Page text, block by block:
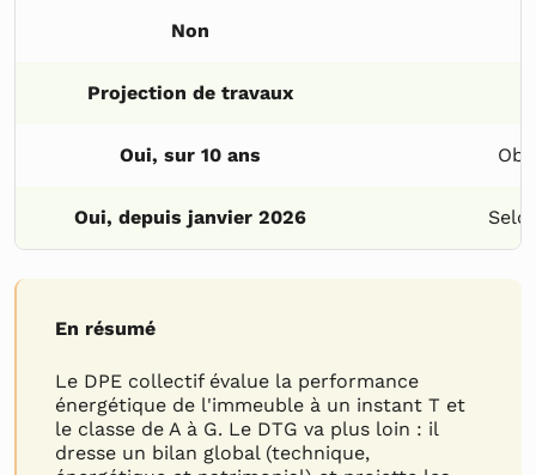
Non
Projection de travaux
Oui, sur 10 ans
Oui, depuis janvier 2026
En résumé
Le DPE collectif évalue la performance
énergétique de l'immeuble à un instant T et
le classe de A à G. Le DTG va plus loin : il
dresse un bilan global (technique,